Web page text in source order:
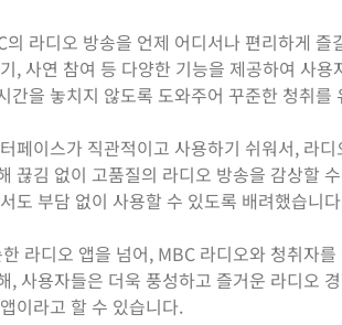
라디오 방송을 언제 어디서나 편리하게
, 사연 참여 등 다양한 기능을 제공하여 사
간을 놓치지 않도록 도와주어 꾸준한 청취를
페이스가 직관적이고 사용하기 쉬워서, 라
끊김 없이 고품질의 라디오 방송을 감상할
도 부담 없이 사용할 수 있도록 배려했습니
라디오 앱을 넘어, MBC 라디오와 청취자
, 사용자들은 더욱 풍성하고 즐거운 라디오
이라고 할 수 있습니다.